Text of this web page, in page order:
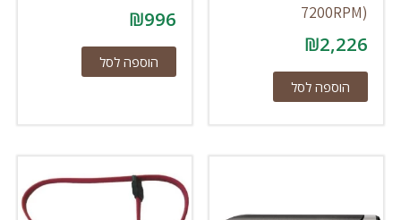
7200RPM)
₪2,226
הוספה לסל
₪996
הוספה לסל